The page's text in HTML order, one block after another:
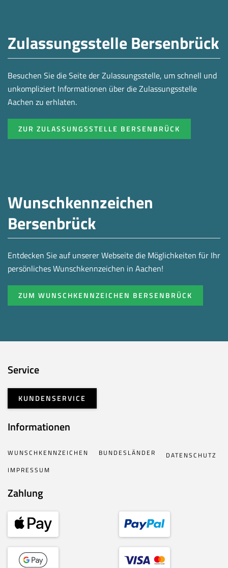
Zulassungsstelle Bersenbrück
Besuchen Sie die Seite der Zulassungsstelle, um schnell und
unkompliziert Informationen über die Zulassungsstelle
Aachen zu erhlaten.
ZUR ZULASSUNGSSTELLE BERSENBRÜCK
Wunschkennzeichen
Bersenbrück
Entdecken Sie auf unserer Webseite die Möglichkeiten für Ihr
persönliches Wunschkennzeichen in Aachen!
ZUM WUNSCHKENNZEICHEN BERSENBRÜCK
Service
KUNDENSERVICE
Informationen
WUNSCHKENNZEICHEN BUNDESLÄNDER
DATENSCHUTZ
IMPRESSUM
Zahlung